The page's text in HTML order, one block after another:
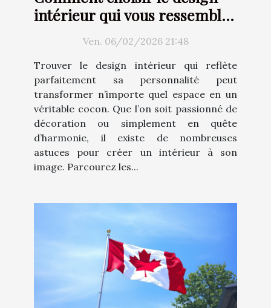
intérieur qui vous ressemble
Ven. 06/02/2026 21:48
Trouver le design intérieur qui reflète
parfaitement sa personnalité peut
transformer n’importe quel espace en un
véritable cocon. Que l’on soit passionné de
décoration ou simplement en quête
d’harmonie, il existe de nombreuses
astuces pour créer un intérieur à son
image. Parcourez les...